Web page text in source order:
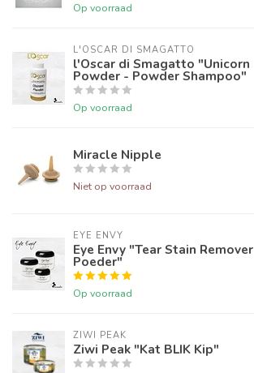
Op voorraad
L'OSCAR DI SMAGATTO
l'Oscar di Smagatto "Unicorn
Powder - Powder Shampoo"
Op voorraad
Miracle Nipple
Niet op voorraad
EYE ENVY
Eye Envy "Tear Stain Remover
Poeder"
Op voorraad
ZIWI PEAK
Ziwi Peak "Kat BLIK Kip"